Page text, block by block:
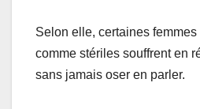
Selon elle, certaines
comme stériles souffrent en
sans jamais oser en parler.